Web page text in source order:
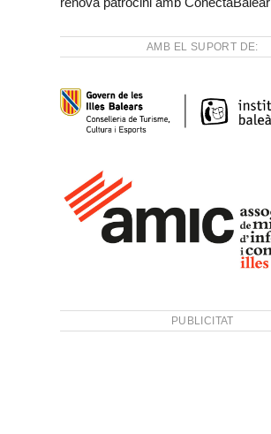
AMB EL SUPORT DE:
PUBLICITAT